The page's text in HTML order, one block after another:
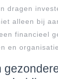
dragen
alleen bij
financieel
en